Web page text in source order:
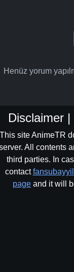
Henüz yorum
Disclaimer
This site AnimeTR
All contents
third parties. In
contact
page and it will